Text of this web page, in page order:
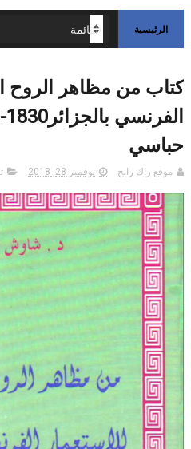
الرئيسية
كتاب من مظاهر الروح
حباسي
موقع راك رابح نوفمبر 28, 2018